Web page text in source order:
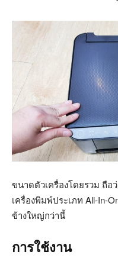
ขนาดตัวเครื่องโดยรวม ถือ
เครื่องพิมพ์ประเภท All-In-
ข้างใหญ่กว่านี้
การใช้งาน